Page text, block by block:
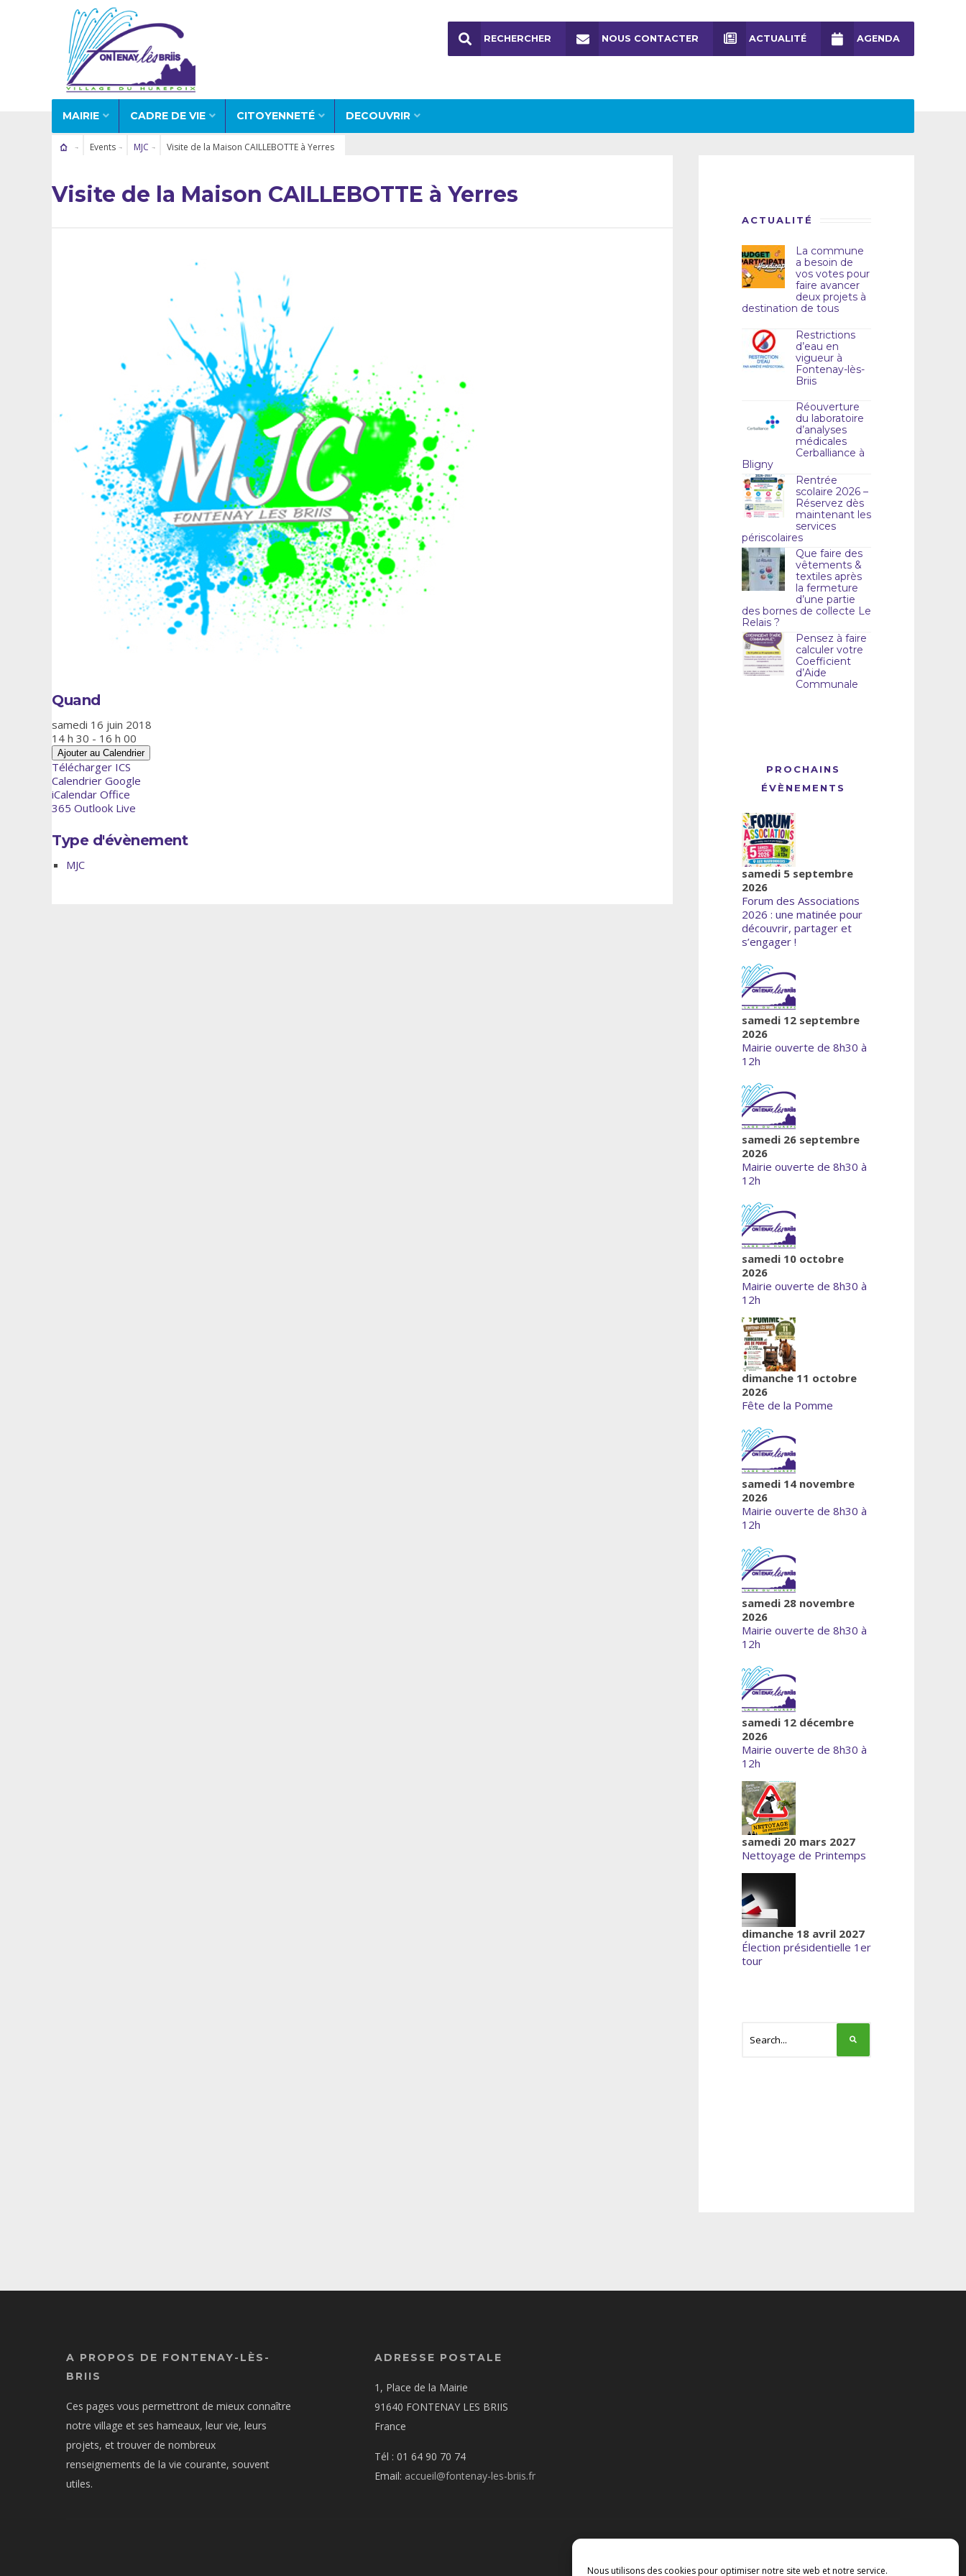
Nous utilisons des cookies pour optimiser notre site web et notre service.
MAIRIE CADRE DE VIE CITOYENNETÉ DECOUVRIR
RECHERCHER NOUS CONTACTER ACTUALITÉ AGENDA
Events MJC Visite de la Maison CAILLEBOTTE à Yerres
Visite de la Maison CAILLEBOTTE à Yerres
Quand
samedi 16 juin 2018
14 h 30 - 16 h 00
Ajouter au Calendrier
Télécharger ICS
Calendrier Google
iCalendar Office
365 Outlook Live
Type d'évènement
MJC
ACTUALITÉ
La commune
a besoin de
vos votes pour
faire avancer
deux projets à
destination de tous
Restrictions
d’eau en
vigueur à
Fontenay-lès-
Briis
Réouverture
du laboratoire
d’analyses
médicales
Cerballiance à
Bligny
Rentrée
scolaire 2026 –
Réservez dès
maintenant les
services
périscolaires
Que faire des
vêtements &
textiles après
la fermeture
d’une partie
des bornes de collecte Le
Relais ?
Pensez à faire
calculer votre
Coefficient
d’Aide
Communale
PROCHAINS
ÉVÈNEMENTS
samedi 5 septembre
2026
Forum des Associations
2026 : une matinée pour
découvrir, partager et
s’engager !
samedi 12 septembre
2026
Mairie ouverte de 8h30 à
12h
samedi 26 septembre
2026
Mairie ouverte de 8h30 à
12h
samedi 10 octobre
2026
Mairie ouverte de 8h30 à
12h
dimanche 11 octobre
2026
Fête de la Pomme
samedi 14 novembre
2026
Mairie ouverte de 8h30 à
12h
samedi 28 novembre
2026
Mairie ouverte de 8h30 à
12h
samedi 12 décembre
2026
Mairie ouverte de 8h30 à
12h
samedi 20 mars 2027
Nettoyage de Printemps
dimanche 18 avril 2027
Élection présidentielle 1er
tour
A PROPOS DE FONTENAY-LÈS-
BRIIS
Ces pages vous permettront de mieux connaître
notre village et ses hameaux, leur vie, leurs
projets, et trouver de nombreux
renseignements de la vie courante, souvent
utiles.
ADRESSE POSTALE
1, Place de la Mairie
91640 FONTENAY LES BRIIS
France
Tél : 01 64 90 70 74
Email: accueil@fontenay-les-briis.fr